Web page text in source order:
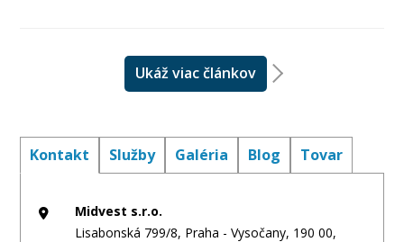
Ukáž viac článkov
Kontakt Služby Galéria Blog Tovar
Midvest s.r.o.
Lisabonská 799/8, Praha - Vysočany, 190 00,